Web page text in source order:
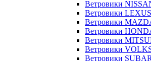
Ветровики
Ветровики LEXUS
Ветровики
Ветровики
Ветровики
Ветровики
Ветровики